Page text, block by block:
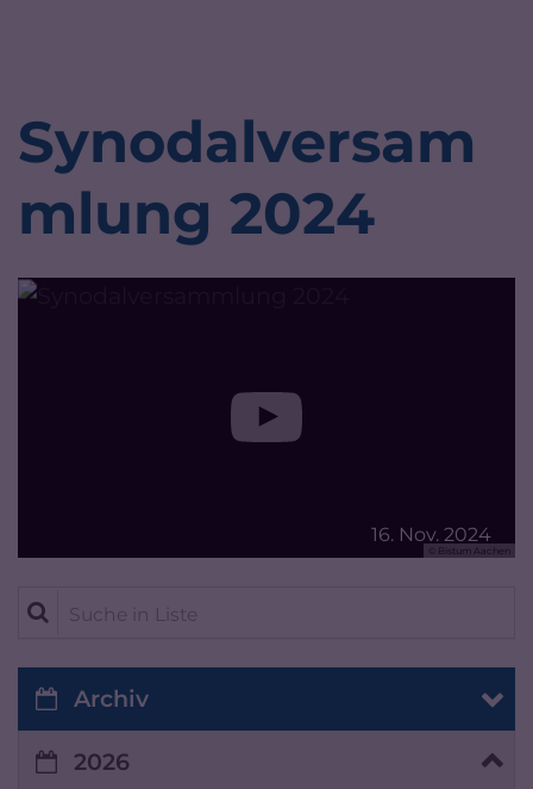
Synodalversam
mlung 2024
16. Nov. 2024
© Bistum Aachen
Suche in Liste
Archiv
2026